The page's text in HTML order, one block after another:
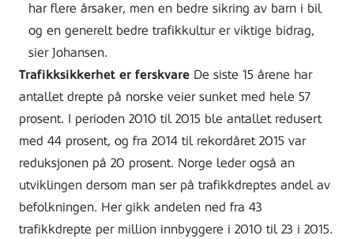
har flere årsaker, men en bedre sikring av barn i bil
og en generelt bedre trafikkultur er viktige bidrag,
sier Johansen.
Trafikksikkerhet er ferskvare De siste 15 årene har
antallet drepte på norske veier sunket med hele 57
prosent. I perioden 2010 til 2015 ble antallet redusert
med 44 prosent, og fra 2014 til rekordåret 2015 var
reduksjonen på 20 prosent. Norge leder også an
utviklingen dersom man ser på trafikkdreptes andel av
befolkningen. Her gikk andelen ned fra 43
trafikkdrepte per million innbyggere i 2010 til 23 i 2015.